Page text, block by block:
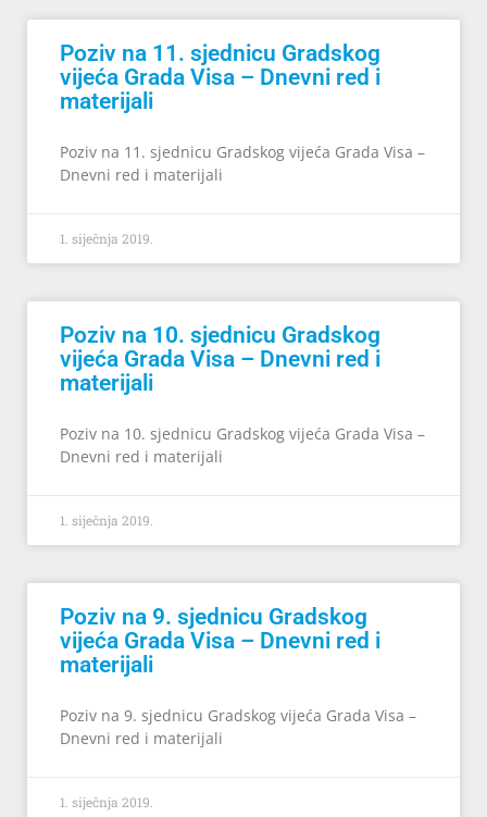
Poziv na 11. sjednicu Gradskog
vijeća Grada Visa – Dnevni red i
materijali
Poziv na 11. sjednicu Gradskog vijeća Grada Visa –
Dnevni red i materijali
1. siječnja 2019.
Poziv na 10. sjednicu Gradskog
vijeća Grada Visa – Dnevni red i
materijali
Poziv na 10. sjednicu Gradskog vijeća Grada Visa –
Dnevni red i materijali
1. siječnja 2019.
Poziv na 9. sjednicu Gradskog
vijeća Grada Visa – Dnevni red i
materijali
Poziv na 9. sjednicu Gradskog vijeća Grada Visa –
Dnevni red i materijali
1. siječnja 2019.